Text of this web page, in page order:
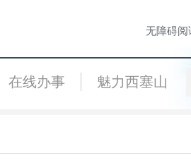
无障碍阅
在线办事 魅力西塞山